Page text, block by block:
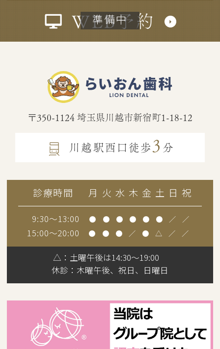
WEB予約
〒350-1124 埼玉県川越市新宿町1-18-12
川越駅西口徒歩 3 分
診療時間 月 火 水 木 金 土 日 祝
9:30～13:00 ● ● ● ● ● ● ／ ／
15:00～20:00 ● ● ● ／ ● △ ／ ／
△：土曜午後は14:30～19:00
休診： 木曜午後、祝日、日曜日